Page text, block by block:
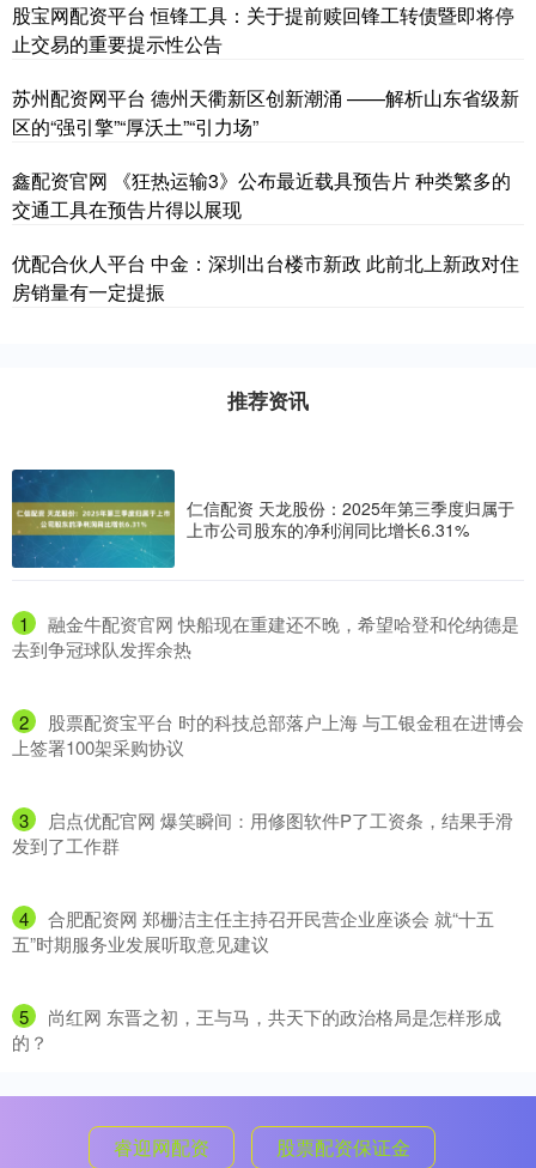
股宝网配资平台 恒锋工具：关于提前赎回锋工转债暨即将停
止交易的重要提示性公告
苏州配资网平台 德州天衢新区创新潮涌 ——解析山东省级新
区的“强引擎”“厚沃土”“引力场”
鑫配资官网 《狂热运输3》公布最近载具预告片 种类繁多的
交通工具在预告片得以展现
优配合伙人平台 中金：深圳出台楼市新政 此前北上新政对住
房销量有一定提振
推荐资讯
仁信配资 天龙股份：2025年第三季度归属于
上市公司股东的净利润同比增长6.31%
1
​融金牛配资官网 快船现在重建还不晚，希望哈登和伦纳德是
去到争冠球队发挥余热
2
​股票配资宝平台 时的科技总部落户上海 与工银金租在进博会
上签署100架采购协议
3
​启点优配官网 爆笑瞬间：用修图软件P了工资条，结果手滑
发到了工作群
4
​合肥配资网 郑栅洁主任主持召开民营企业座谈会 就“十五
五”时期服务业发展听取意见建议
5
​尚红网 东晋之初，王与马，共天下的政治格局是怎样形成
的？
睿迎网配资 股票配资保证金